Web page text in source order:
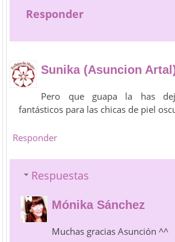
Responder
Sunika (Asuncion
Pero que guapa la has
fantásticos para las chicas de piel
Responder
Respuestas
Mónika Sánchez
Muchas gracias Asunción ^^